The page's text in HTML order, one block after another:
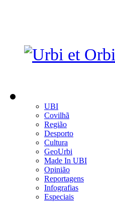
UBI
Covilhã
Região
Desporto
Cultura
GeoUrbi
Made In UBI
Opinião
Reportagens
Infografias
Especiais